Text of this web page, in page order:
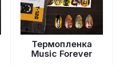
Термопленка
Music Forever